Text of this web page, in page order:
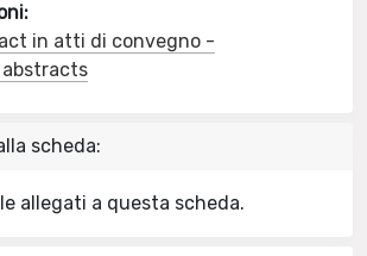
in atti di convegno -
scheda:
allegati a questa scheda.